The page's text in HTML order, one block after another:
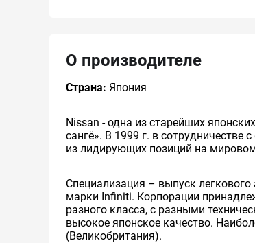
О производителе
Страна: Япония
Nissan - одна из старейших
сангё». В 1999 г. в
из лидирующих позиций на
Специализация – выпуск
марки Infiniti. Корпорации
разного класса, с разными
высокое японское качество.
(Великобритания).